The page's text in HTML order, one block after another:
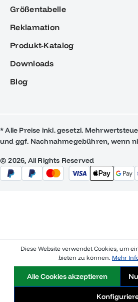
Größentabelle
Reklamation
Produkt-Katalog
Downloads
Blog
* Alle Preise inkl. gesetzl.
und ggf. Nachnahmegebühren, wenn
© 2026, All Rights Reserved
Diese Website verwendet Cookies, um
bieten zu können. Mehr
Alle Cookies akzeptieren